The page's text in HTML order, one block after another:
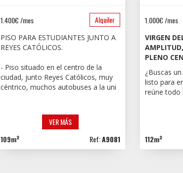
1.400€ /mes Alquiler
PISO PARA ESTUDIANTES JUNTO A
REYES CATÓLICOS.
- Piso situado en el centro de la
ciudad, junto Reyes Católicos, muy
céntrico, muchos autobuses a la uni
VER MÁS
109m²
Ref:A9081
1.000€ /mes
VIRGEN
PLENO
¿Buscas
listo para
reúne todo
112m²